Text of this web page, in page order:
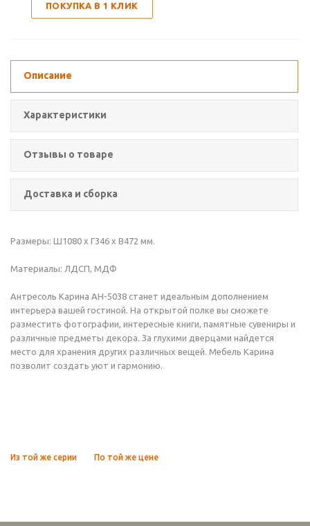
ПОКУПКА В 1 КЛИК
Описание
Характеристики
Отзывы о товаре
Доставка и сборка
Размеры: Ш1080 х Г346 х В472 мм.
Материалы: ЛДСП, МДФ
Антресоль Карина АН-5038 станет идеальным дополнением
интерьера вашей гостиной. На открытой полке вы сможете
разместить фотографии, интересные книги, памятные сувениры и
различные предметы декора. За глухими дверцами найдется
место для хранения других различных вещей. Мебель Карина
позволит создать уют и гармонию.
Из той же серии По той же цене